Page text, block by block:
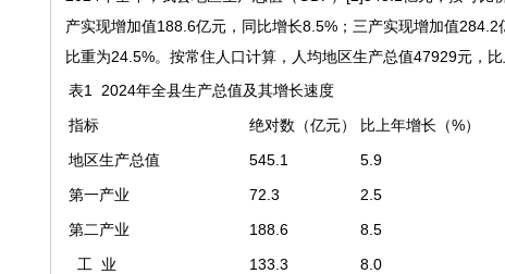
产实现增加值188.6亿元，同比增长8.5%；三产实现增加值
比重为24.5%。按常住人口计算，人均地区生产总值47929元，比
表1 2024年全县生产总值及其增长速度
指标
绝对数（亿元）
比上年增长（%）
地区生产总值
545.1
5.9
第一产业
72.3
2.5
第二产业
188.6
8.5
工 业
133.3
8.0